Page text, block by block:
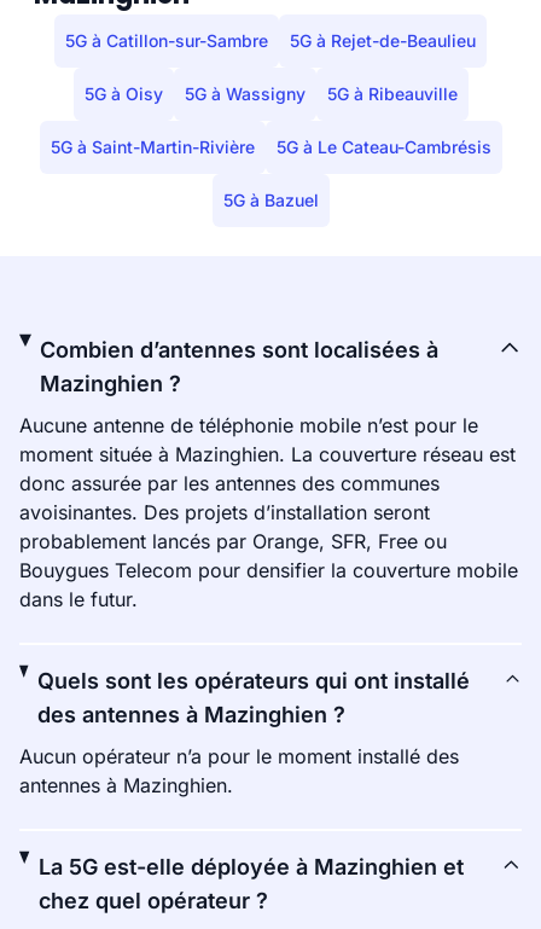
5G à Catillon-sur-Sambre 5G à Rejet-de-Beaulieu
5G à Oisy 5G à Wassigny 5G à Ribeauville
5G à Saint-Martin-Rivière 5G à Le Cateau-Cambrésis
5G à Bazuel
Combien d’antennes sont localisées à
Mazinghien ?
Aucune antenne de téléphonie mobile n’est pour le
moment située à Mazinghien. La couverture réseau est
donc assurée par les antennes des communes
avoisinantes. Des projets d’installation seront
probablement lancés par Orange, SFR, Free ou
Bouygues Telecom pour densifier la couverture mobile
dans le futur.
Quels sont les opérateurs qui ont installé
des antennes à Mazinghien ?
Aucun opérateur n’a pour le moment installé des
antennes à Mazinghien.
La 5G est-elle déployée à Mazinghien et
chez quel opérateur ?